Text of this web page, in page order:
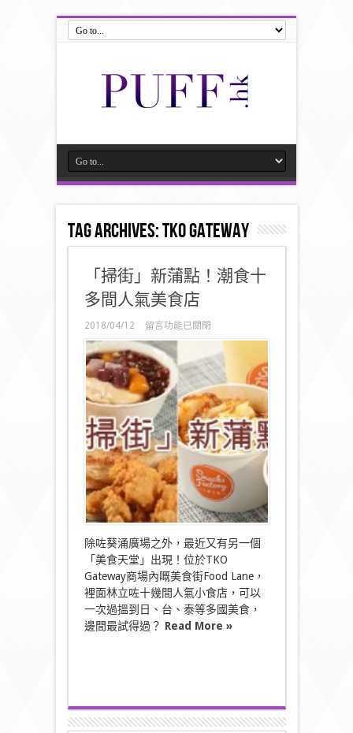
Tag Archives:TKO Gateway
「掃街」新蒲點！潮食十
多間人氣美食店
2018/04/12
在
〈「掃
街」
新
蒲
點！
潮
食
十
多
間
人
美
食
店〉
中
留言功能已關閉
除咗葵涌廣場之外，最近又有另一個
「美食天堂」出現！位於TKO
Gateway商場內嘅美食街Food Lane，
裡面林立咗十幾間人氣小食店，可以
一次過搵到日、台、泰等多國美食，
邊間最試得過？ Read More »